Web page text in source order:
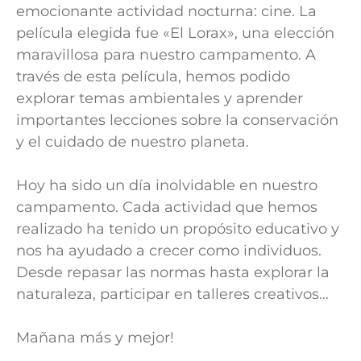
emocionante actividad nocturna: cine. La
película elegida fue «El Lorax», una elección
maravillosa para nuestro campamento. A
través de esta película, hemos podido
explorar temas ambientales y aprender
importantes lecciones sobre la conservación
y el cuidado de nuestro planeta.
Hoy ha sido un día inolvidable en nuestro
campamento. Cada actividad que hemos
realizado ha tenido un propósito educativo y
nos ha ayudado a crecer como individuos.
Desde repasar las normas hasta explorar la
naturaleza, participar en talleres creativos…
Mañana más y mejor!